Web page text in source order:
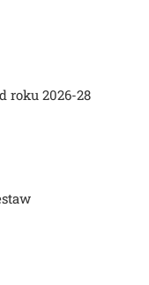
roku 2026-28